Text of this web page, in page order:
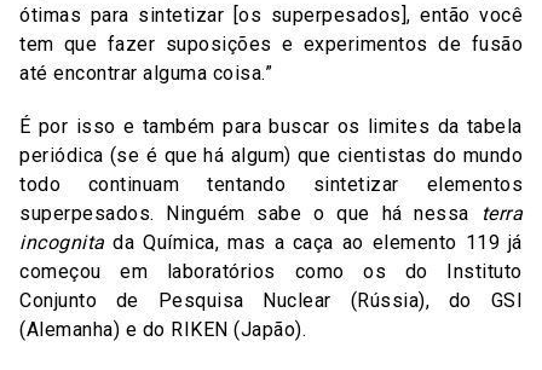
ótimas para sintetizar [os superpesados], então você
tem que fazer suposições e experimentos de fusão
até encontrar alguma coisa.”
É por isso e também para buscar os limites da tabela
periódica (se é que há algum) que cientistas do mundo
todo continuam tentando sintetizar elementos
superpesados. Ninguém sabe o que há nessa
terra
incognita da Química, mas a caça ao elemento 119 já
começou em laboratórios como os do Instituto
Conjunto de Pesquisa Nuclear (Rússia), do GSI
(Alemanha) e do RIKEN (Japão).